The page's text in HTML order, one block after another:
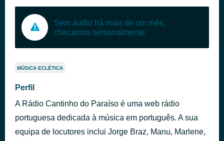
Sem áudio há mais de um mês,
checamos semanalmente
MÚSICA ECLÉTICA
Perfil
A Rádio Cantinho do Paraíso é uma web rádio
portuguesa dedicada à música em português. A sua
equipa de locutores inclui Jorge Braz, Manu, Marlene,